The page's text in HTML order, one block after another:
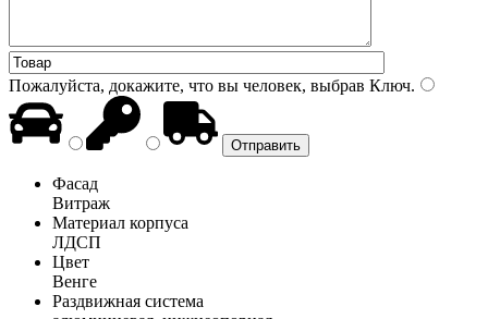
Пожалуйста, докажите, что вы человек, выбрав Ключ.
Фасад
Витраж
Материал корпуса
ЛДСП
Цвет
Венге
Раздвижная система